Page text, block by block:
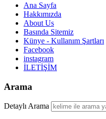
Ana Sayfa
Hakkımızda
About Us
Basında Sitemiz
Künye - Kullanım Şartları
Facebook
instagram
İLETİŞİM
Arama
Detaylı Arama